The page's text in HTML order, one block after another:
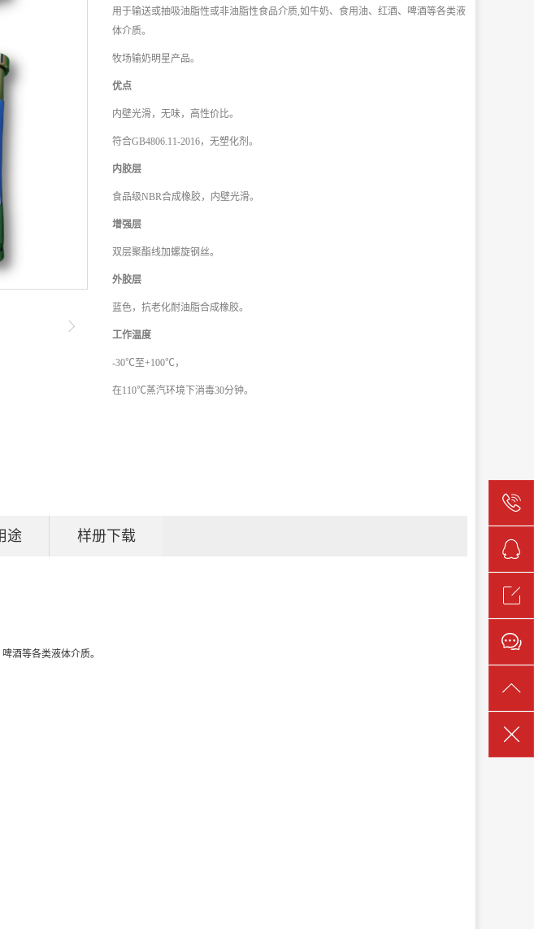
用于输送或抽吸油脂性或非油脂性食品介质,如牛奶、食用油、红酒、啤酒等各类液
体介质。
牧场输奶明星产品。
优点
内壁光滑，无味，高性价比。
符合GB4806.11-2016，无塑化剂。
内胶层
食品级NBR合成橡胶，内壁光滑。
增强层
双层聚酯线加螺旋钢丝。
外胶层
蓝色，抗老化耐油脂合成橡胶。
工作温度
-30℃至+100℃，
在110℃蒸汽环境下消毒30分钟。
途 样册下载
酒等各类液体介质。